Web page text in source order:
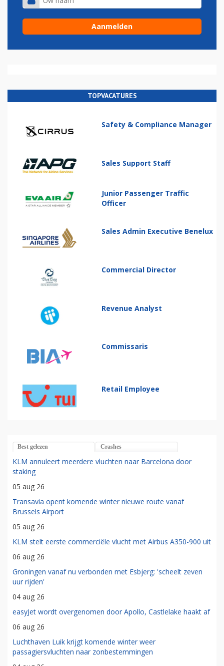
TOPVACATURES
Safety & Compliance Manager
Sales Support Staff
Junior Passenger Traffic
Officer
Sales Admin Executive Benelux
Commercial Director
Revenue Analyst
Commissaris
Retail Employee
Best gelezen Crashes
KLM annuleert meerdere vluchten naar Barcelona door
staking
05 aug 26
Transavia opent komende winter nieuwe route vanaf
Brussels Airport
05 aug 26
KLM stelt eerste commerciële vlucht met Airbus A350-900 uit
06 aug 26
Groningen vanaf nu verbonden met Esbjerg: 'scheelt zeven
uur rijden'
04 aug 26
easyJet wordt overgenomen door Apollo, Castlelake haakt af
06 aug 26
Luchthaven Luik krijgt komende winter weer
passagiersvluchten naar zonbestemmingen